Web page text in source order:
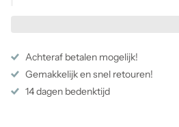
Achteraf betalen mogelijk!
Gemakkelijk en snel retouren!
14 dagen bedenktijd